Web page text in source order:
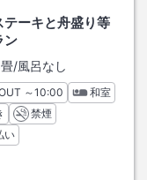
テーキと舟盛り等
ン
/風呂なし
ン チェックアウト
～10:00
和室
禁煙
い